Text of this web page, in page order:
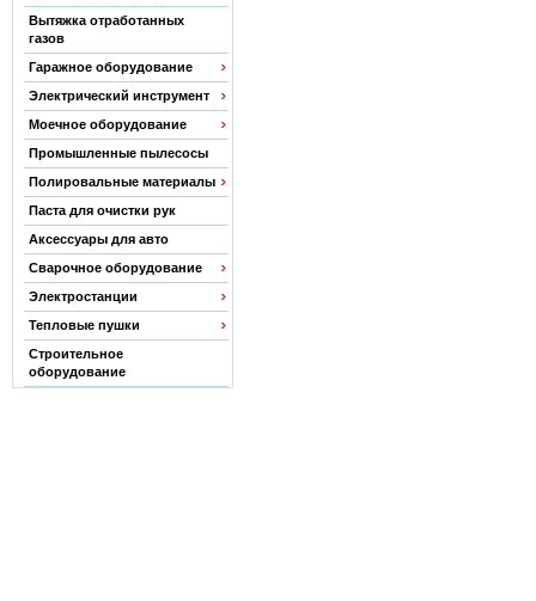
Вытяжка отработанных
газов
Гаражное оборудование
Электрический инструмент
Моечное оборудование
Промышленные пылесосы
Полировальные материалы
Паста для очистки рук
Аксессуары для авто
Сварочное оборудование
Электростанции
Тепловые пушки
Строительное
оборудование